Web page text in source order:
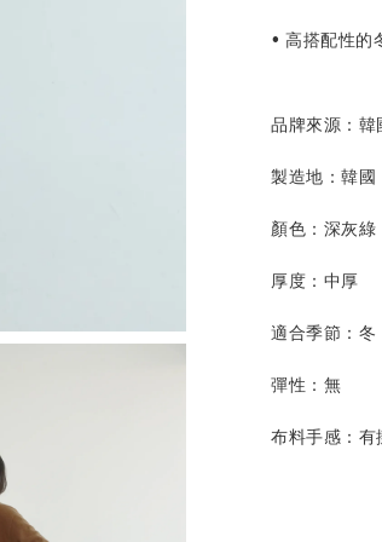
• 高搭配性的
品牌來源：韓
製造地：韓國
顏色： 深灰綠
厚度： 中厚
適合季節：冬
彈性： 無
布料手感： 有